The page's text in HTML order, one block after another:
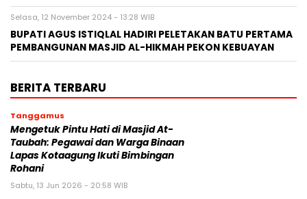
Selasa, 12 November 2024 - 13:28 WIB
BUPATI AGUS ISTIQLAL HADIRI PELETAKAN BATU PERTAMA
PEMBANGUNAN MASJID AL-HIKMAH PEKON KEBUAYAN
BERITA TERBARU
Tanggamus
Mengetuk Pintu Hati di Masjid At-
Taubah: Pegawai dan Warga Binaan
Lapas Kotaagung Ikuti Bimbingan
Rohani
Sabtu, 13 Jun 2026 - 20:58 WIB